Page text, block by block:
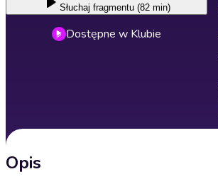
Słuchaj fragmentu (82 min)
Dostępne w Klubie
Opis